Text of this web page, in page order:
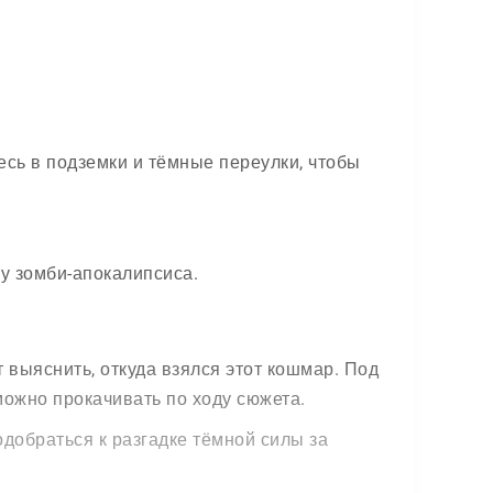
в подземки и тёмные переулки, чтобы
зомби-апокалипсиса.
откуда взялся этот кошмар. Под
прокачивать по ходу сюжета.
к разгадке тёмной силы за